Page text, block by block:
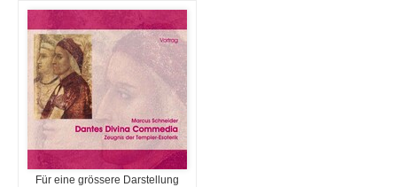
Für eine grössere Darstellung